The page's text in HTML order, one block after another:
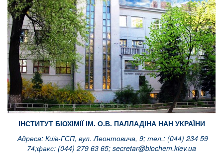
ІНСТИТУТ БІОХІМІЇ ІМ. О.В. ПАЛЛАДІНА НАН УКРАЇНИ
Адреса: Київ-ГСП, вул. Леонтовича, 9; тел.: (044) 234 59
74;факс: (044) 279 63 65; secretar@biochem.kiev.ua